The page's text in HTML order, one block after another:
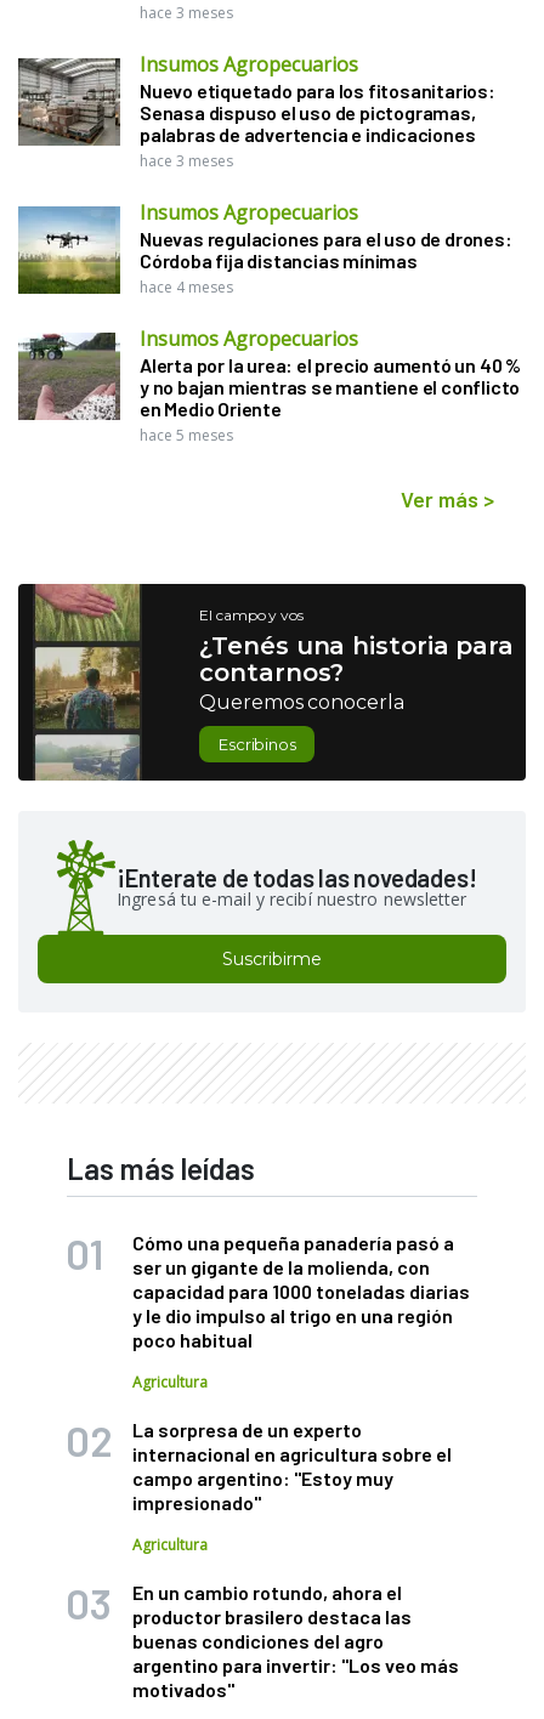
hace 3 meses
Insumos Agropecuarios
Nuevo etiquetado para los fitosanitarios:
Senasa dispuso el uso de pictogramas,
palabras de advertencia e indicaciones
hace 3 meses
Insumos Agropecuarios
Nuevas regulaciones para el uso de drones:
Córdoba fija distancias mínimas
hace 4 meses
Insumos Agropecuarios
Alerta por la urea: el precio aumentó un 40 %
y no bajan mientras se mantiene el conflicto
en Medio Oriente
hace 5 meses
Ver más >
El campo y vos
¿Tenés una historia para
contarnos?
Queremos conocerla
Escribinos
¡Enterate de todas las novedades!
Ingresá tu e-mail y recibí nuestro newsletter
Suscribirme
Las más leídas
Cómo una pequeña panadería pasó a
ser un gigante de la molienda, con
capacidad para 1000 toneladas diarias
y le dio impulso al trigo en una región
poco habitual
Agricultura
La sorpresa de un experto
internacional en agricultura sobre el
campo argentino: "Estoy muy
impresionado"
Agricultura
En un cambio rotundo, ahora el
productor brasilero destaca las
buenas condiciones del agro
argentino para invertir: "Los veo más
motivados"